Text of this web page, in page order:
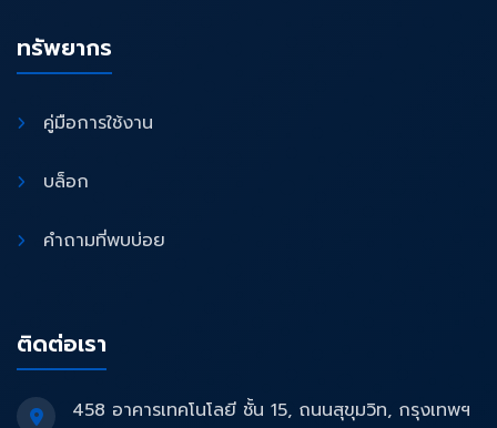
ทรัพยากร
คู่มือการใช้งาน
บล็อก
คำถามที่พบบ่อย
ติดต่อเรา
458 อาคารเทคโนโลยี ชั้น 15, ถนนสุขุมวิท, กรุงเทพฯ